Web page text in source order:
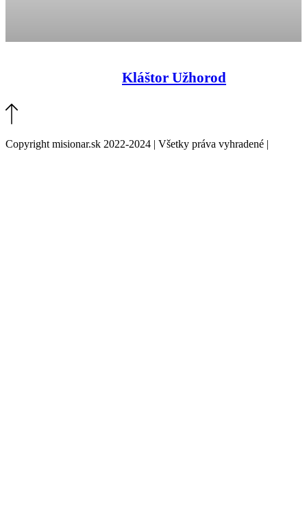
Kláštor Užhorod
Copyright misionar.sk 2022-2024 | Všetky práva vyhradené |